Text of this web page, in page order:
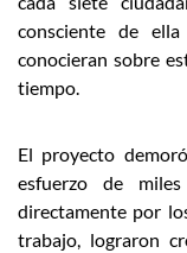
consciente de
conocieran sobre
tiempo.
El proyecto
esfuerzo de
directamente por
trabajo, lograron